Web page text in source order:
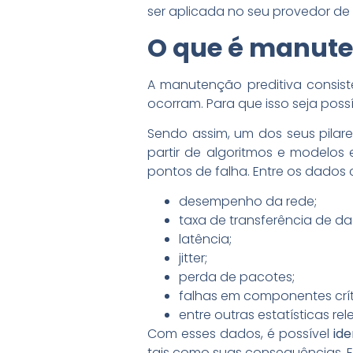
ser aplicada no seu provedor de
O que é
A manutenção preditiva
ocorram. Para que isso seja
Sendo assim, um dos seus
partir de algoritmos e modelos
pontos de falha. Entre os dados
desempenho da rede;
taxa de transferência de
latência;
jitter;
perda de pacotes;
falhas em componentes
entre outras estatísticas
Com esses dados, é possível